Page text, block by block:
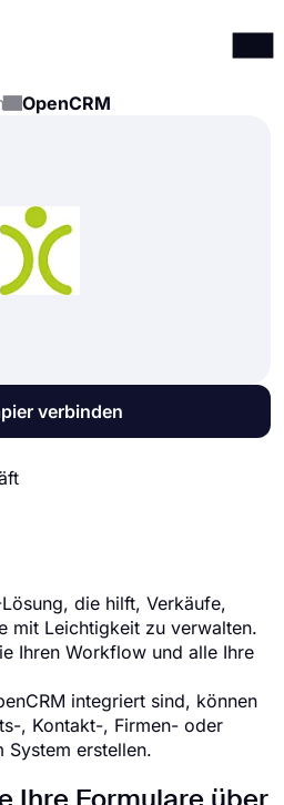
OpenCRM
verbinden
die hilft, Verkäufe,
mit Leichtigkeit zu verwalten.
Ihren Workflow und alle Ihre
integriert sind, können
, Kontakt-, Firmen- oder
System erstellen.